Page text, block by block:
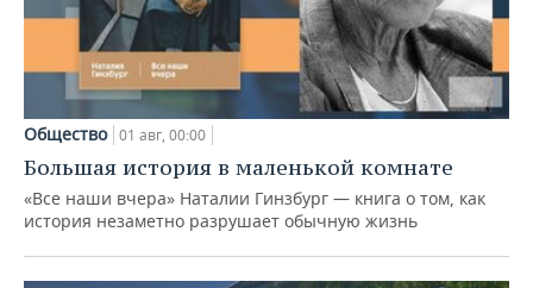
Общество 01 авг, 00:00
Большая история в маленькой комнате
«Все наши вчера» Наталии Гинзбург — книга о том, как
история незаметно разрушает обычную жизнь